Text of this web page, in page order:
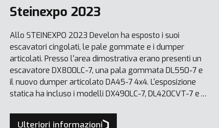
Steinexpo 2023
Allo STEINEXPO 2023 Develon ha esposto i suoi
escavatori cingolati, le pale gommate e i dumper
articolati. Presso l'area dimostrativa erano presenti un
escavatore DX800LC-7, una pala gommata DL550-7 e
il nuovo dumper articolato DA45-7 4x4. L'esposizione
statica ha incluso i modelli DX490LC-7, DL420CVT-7 e
come fornitore leader di soluzioni complete per i settori
Ulteriori informazioni